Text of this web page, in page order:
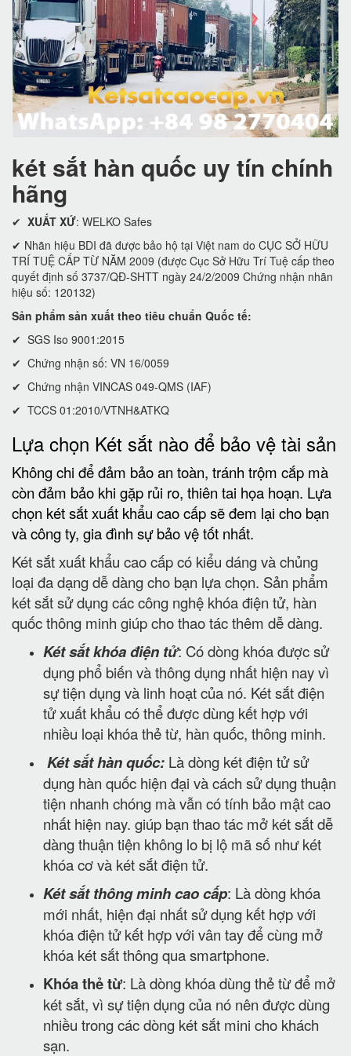
két sắt hàn quốc uy tín chính
hãng
✔ XUẤT XỨ: WELKO Safes
✔ Nhãn hiệu BDI đã được bảo hộ tại Việt nam do CỤC SỞ HỮU
TRÍ TUỆ CẤP TỪ NĂM 2009 (được Cục Sở Hữu Trí Tuệ cấp theo
quyết định số 3737/QĐ-SHTT ngày 24/2/2009 Chứng nhận nhãn
hiệu số: 120132)
Sản phẩm sản xuất theo tiêu chuẩn Quốc tế:
✔ SGS Iso 9001:2015
✔ Chứng nhận số: VN 16/0059
✔ Chứng nhận VINCAS 049-QMS (IAF)
✔ TCCS 01:2010/VTNH&ATKQ
Lựa chọn Két sắt nào để bảo vệ tài sản
Không chi để đảm bảo an toàn, tránh trộm cắp mà
còn đảm bảo khi gặp rủi ro, thiên tai họa hoạn. Lựa
chọn két sắt xuất khẩu cao cấp sẽ đem lại cho bạn
và công ty, gia đình sự bảo vệ tốt nhất.
Két sắt xuất khẩu cao cấp có kiểu dáng và chủng
loại đa dạng dễ dàng cho bạn lựa chọn. Sản phẩm
két sắt sử dụng các công nghệ khóa điện tử, hàn
quốc thông minh giúp cho thao tác thêm dễ dàng.
Két sắt khóa điện tử: Có dòng khóa được sử
dụng phổ biến và thông dụng nhất hiện nay vì
sự tiện dụng và linh hoạt của nó. Két sắt điện
tử xuất khẩu có thể được dùng kết hợp với
nhiều loại khóa thẻ từ, hàn quốc, thông minh.
Két sắt hàn quốc: Là dòng két điện tử sử
dụng hàn quốc hiện đại và cách sử dụng thuận
tiện nhanh chóng mà vẫn có tính bảo mật cao
nhất hiện nay. giúp bạn thao tác mở két sắt dễ
dàng thuận tiện không lo bị lộ mã số như két
khóa cơ và két sắt điện tử.
Két sắt thông minh cao cấp: Là dòng khóa
mới nhất, hiện đại nhất sử dụng kết hợp với
khóa điện tử kết hợp với vân tay để cùng mở
khóa két sắt thông qua smartphone.
Khóa thẻ từ: Là dòng khóa dùng thẻ từ để mở
két sắt, vì sự tiện dụng của nó nên được dùng
nhiều trong các dòng két sắt mini cho khách
sạn.